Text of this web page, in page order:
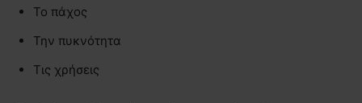
Το πάχος
Την πυκνότητα
Τις χρήσεις